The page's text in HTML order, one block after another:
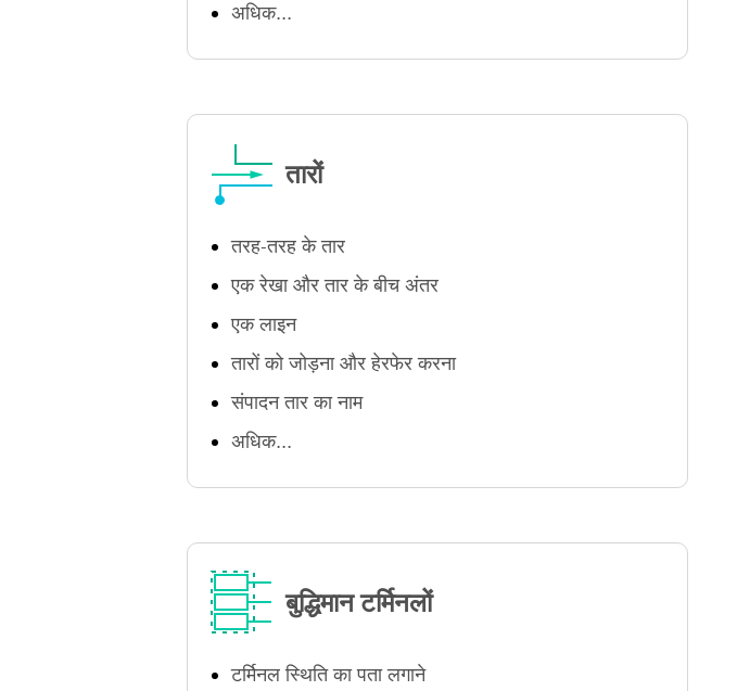
अधिक...
तारों
तरह-तरह के तार
एक रेखा और तार के बीच अंतर
एक लाइन
तारों को जोड़ना और हेरफेर करना
संपादन तार का नाम
अधिक...
बुद्धिमान टर्मिनलों
टर्मिनल स्थिति का पता लगाने